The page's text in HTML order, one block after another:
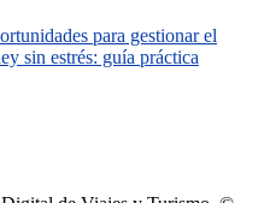
para gestionar el
sin estrés: guía práctica